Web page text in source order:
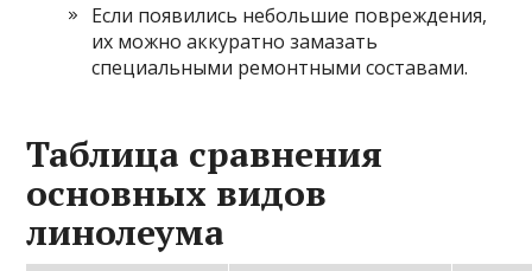
Если появились небольшие повреждения,
их можно аккуратно замазать
специальными ремонтными составами.
Таблица сравнения
основных видов
линолеума